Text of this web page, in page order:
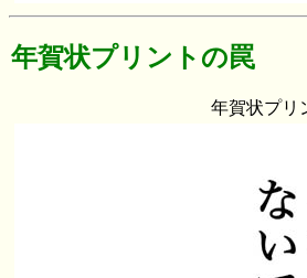
年賀状プリントの罠
年賀状プリ